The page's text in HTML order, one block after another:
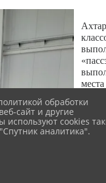
место.
обработки
сайт и другие
используют cookies
аналитика".